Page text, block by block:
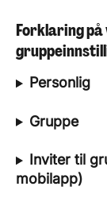
Forklaring
Personlig
Gruppe
Inviter til
mobilapp)